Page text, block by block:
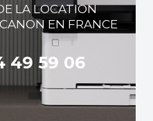
LA LOCATION
EN FRANCE
49 59 06